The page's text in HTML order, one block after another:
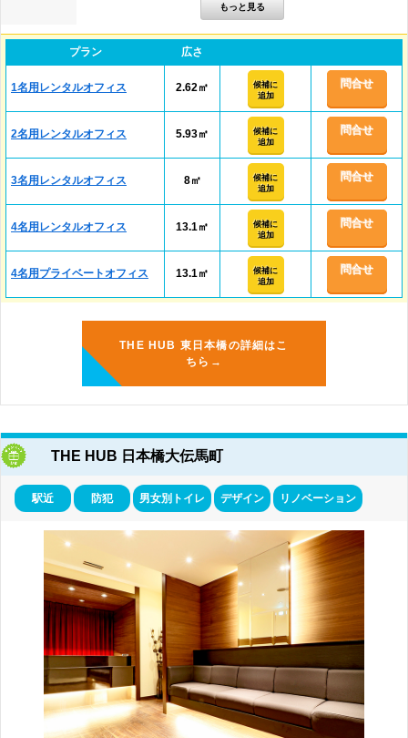
プラン 広さ
1名用レンタルオフィス 2.62㎡
候補に
追加
問合せ
2名用レンタルオフィス 5.93㎡
候補に
追加
問合せ
3名用レンタルオフィス 8㎡
候補に
追加
問合せ
4名用レンタルオフィス 13.1㎡
候補に
追加
問合せ
4名用プライベートオフィス 13.1㎡
候補に
追加
問合せ
THE HUB 東日本橋の詳細はこ
ちら→
THE HUB 日本橋大伝馬町
駅近 防犯 男女別トイレ デザイン リノベーション